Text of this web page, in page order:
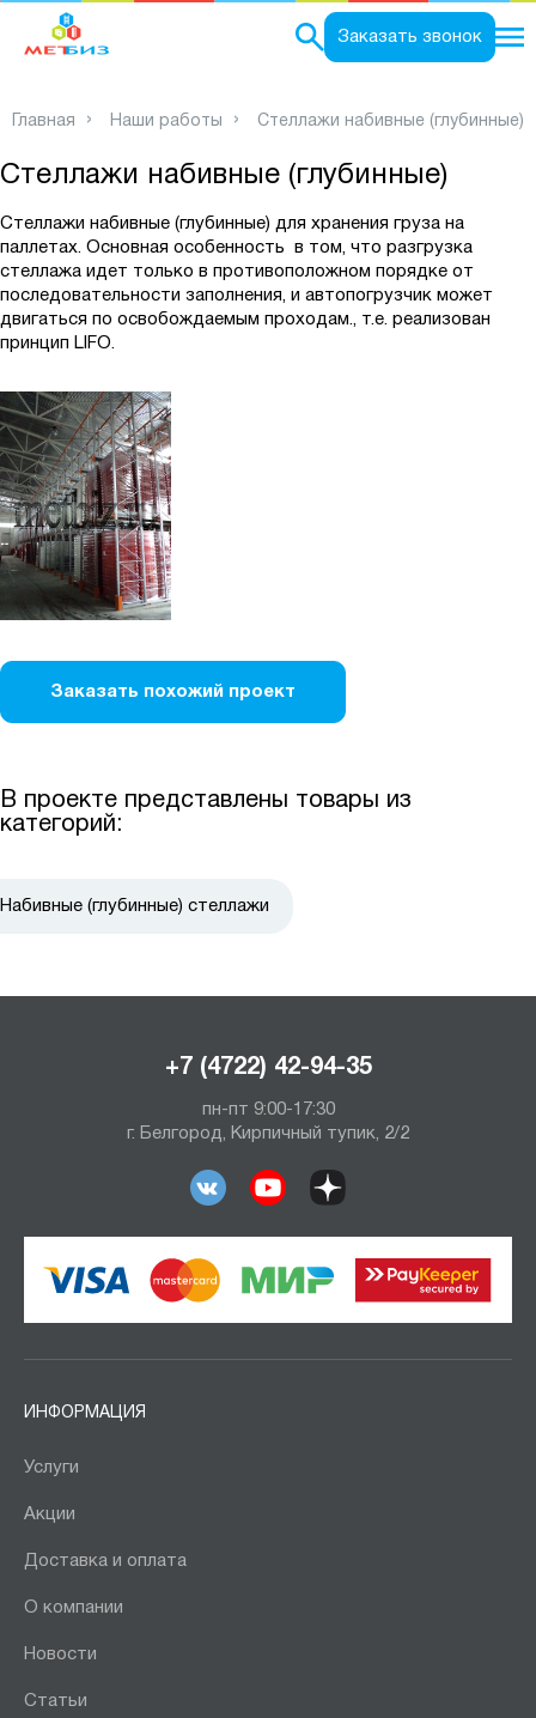
Заказать звонок
Главная Наши работы Стеллажи набивные (глубинные)
Стеллажи набивные (глубинные)
Стеллажи набивные (глубинные) для хранения груза на
паллетах. Основная особенность в том, что разгрузка
стеллажа идет только в противоположном порядке от
последовательности заполнения, и автопогрузчик может
двигаться по освобождаемым проходам., т.е. реализован
принцип LIFO.
Заказать похожий проект
В проекте представлены товары из
категорий:
Набивные (глубинные) стеллажи
+7 (4722) 42-94-35
пн-пт 9:00-17:30
г. Белгород, Кирпичный тупик, 2/2
ИНФОРМАЦИЯ
Услуги
Акции
Доставка и оплата
О компании
Новости
Статьи